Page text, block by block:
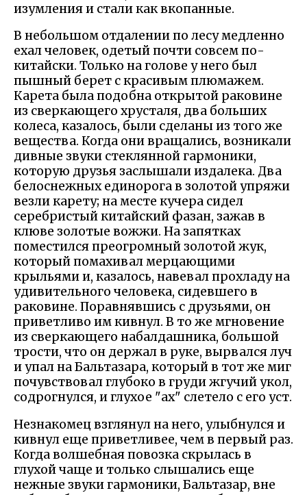
изумления и стали как вкопанные.
В небольшом отдалении по лесу медленно
ехал человек, одетый почти совсем по-
китайски. Только на голове у него был
пышный берет с красивым плюмажем.
Карета была подобна открытой раковине
из сверкающего хрусталя, два больших
колеса, казалось, были сделаны из того же
вещества. Когда они вращались, возникали
дивные звуки стеклянной гармоники,
которую друзья заслышали издалека. Два
белоснежных единорога в золотой упряжи
везли карету; на месте кучера сидел
серебристый китайский фазан, зажав в
клюве золотые вожжи. На запятках
поместился преогромный золотой жук,
который помахивал мерцающими
крыльями и, казалось, навевал прохладу на
удивительного человека, сидевшего в
раковине. Поравнявшись с друзьями, он
приветливо им кивнул. В то же мгновение
из сверкающего набалдашника, большой
трости, что он держал в руке, вырвался луч
и упал на Бальтазара, который в тот же миг
почувствовал глубоко в груди жгучий укол,
содрогнулся, и глухое "ах" слетело с его уст.
Незнакомец взглянул на него, улыбнулся и
кивнул еще приветливее, чем в первый раз.
Когда волшебная повозка скрылась в
глухой чаще и только слышались еще
нежные звуки гармоники, Бальтазар, вне